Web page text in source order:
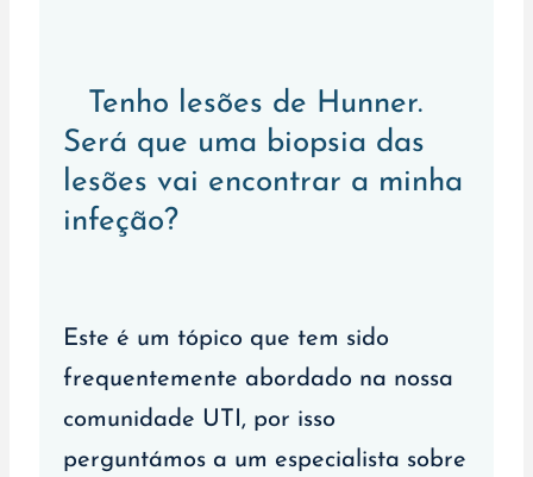
Tenho lesões de Hunner.
Será que uma biopsia das
lesões vai encontrar a minha
infeção?
Este é um tópico que tem sido
frequentemente abordado na nossa
comunidade UTI, por isso
perguntámos a um especialista sobre